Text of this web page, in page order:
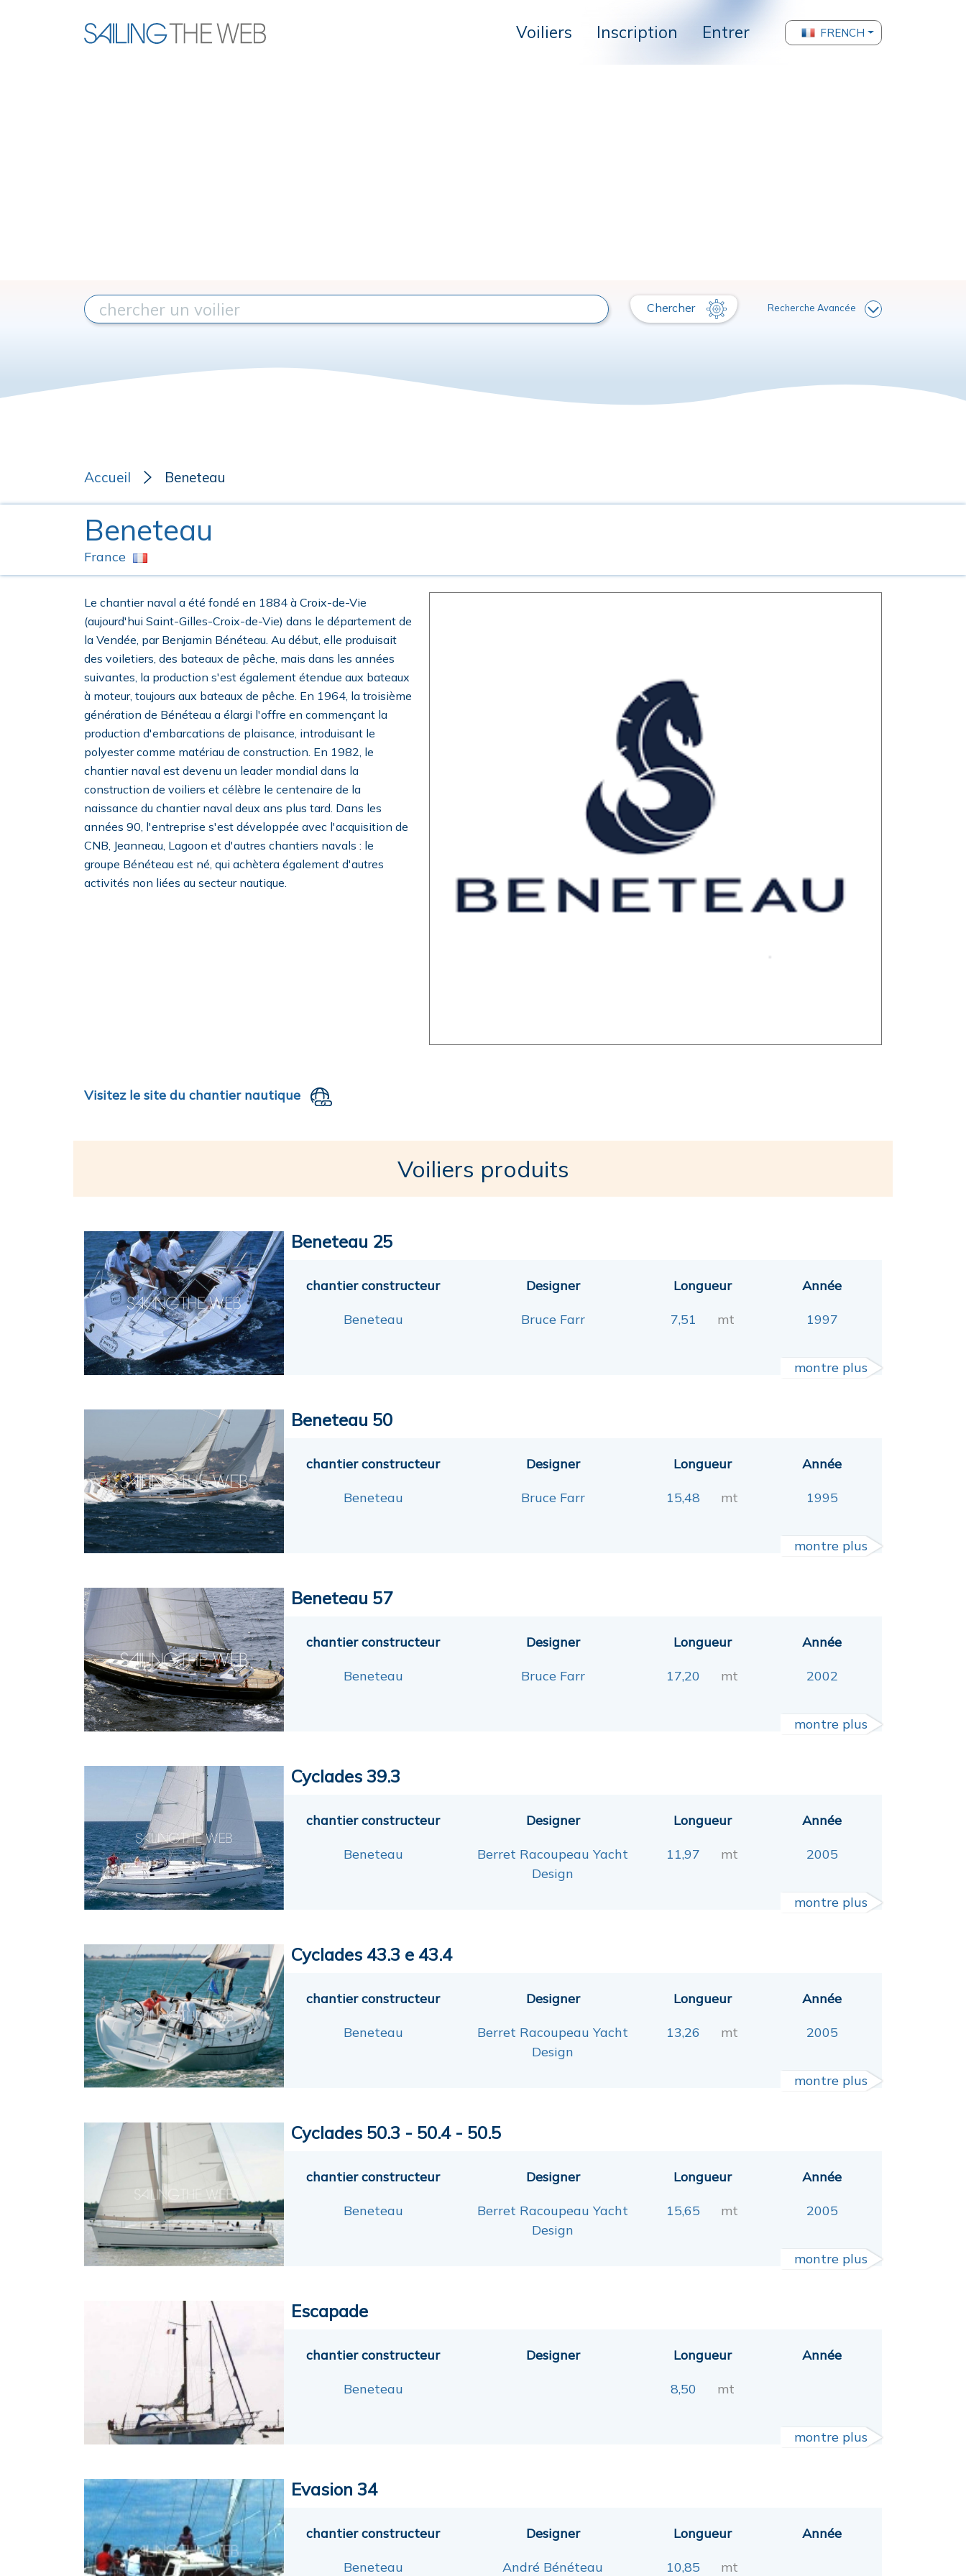
Voiliers Inscription Entrer FRENCH
Chercher Recherche Avancée
Accueil Beneteau
Beneteau
France
Le chantier naval a été fondé en 1884 à Croix-de-Vie
(aujourd'hui Saint-Gilles-Croix-de-Vie) dans le département de
la Vendée, par Benjamin Bénéteau. Au début, elle produisait
des voiletiers, des bateaux de pêche, mais dans les années
suivantes, la production s'est également étendue aux bateaux
à moteur, toujours aux bateaux de pêche. En 1964, la troisième
génération de Bénéteau a élargi l'offre en commençant la
production d'embarcations de plaisance, introduisant le
polyester comme matériau de construction. En 1982, le
chantier naval est devenu un leader mondial dans la
construction de voiliers et célèbre le centenaire de la
naissance du chantier naval deux ans plus tard. Dans les
années 90, l'entreprise s'est développée avec l'acquisition de
CNB, Jeanneau, Lagoon et d'autres chantiers navals : le
groupe Bénéteau est né, qui achètera également d'autres
activités non liées au secteur nautique.
Visitez le site du chantier nautique
Voiliers produits
Beneteau 25
chantier constructeur
Beneteau
Designer
Bruce Farr
Longueur
7,51 mt
Année
1997
montre plus
Beneteau 50
chantier constructeur
Beneteau
Designer
Bruce Farr
Longueur
15,48 mt
Année
1995
montre plus
Beneteau 57
chantier constructeur
Beneteau
Designer
Bruce Farr
Longueur
17,20 mt
Année
2002
montre plus
Cyclades 39.3
chantier constructeur
Beneteau
Designer
Berret Racoupeau Yacht
Design
Longueur
11,97 mt
Année
2005
montre plus
Cyclades 43.3 e 43.4
chantier constructeur
Beneteau
Designer
Berret Racoupeau Yacht
Design
Longueur
13,26 mt
Année
2005
montre plus
Cyclades 50.3 - 50.4 - 50.5
chantier constructeur
Beneteau
Designer
Berret Racoupeau Yacht
Design
Longueur
15,65 mt
Année
2005
montre plus
Escapade
chantier constructeur
Beneteau
Designer Longueur
8,50 mt
Année
montre plus
Evasion 34
chantier constructeur
Beneteau
Designer
André Bénéteau
Longueur
10,85 mt
Année